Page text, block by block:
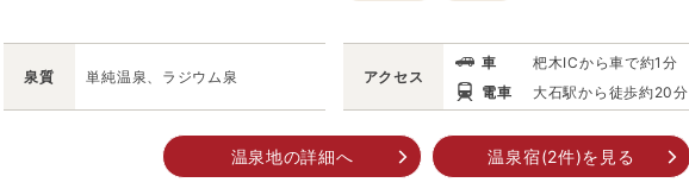
ともに、浮羽（うきは）町の新しい宝物だ。
泉質 単純温泉、ラジウム泉 アクセス
車
杷木ICから車で約1分
電車
大石駅から徒歩約20分
温泉地の詳細へ 温泉宿(2件)を見る